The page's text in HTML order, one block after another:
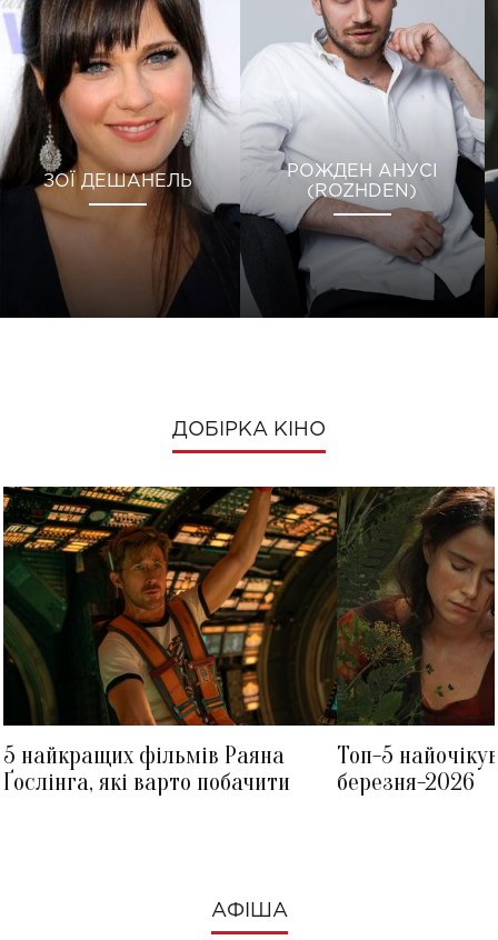
ЗОЇ ДЕШАНЕЛЬ
РОЖДЕН АНУСІ
(ROZHDEN)
ДОБІРКА КІНО
5 найкращих фільмів Раяна
Ґослінга, які варто побачити
Топ-5
березня-2026
АФІША